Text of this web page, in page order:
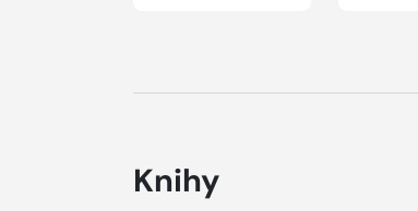
Knihy